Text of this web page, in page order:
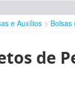
e Auxílios Bolsas
de